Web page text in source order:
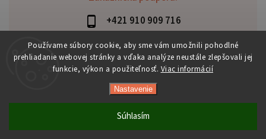
Používame súbory cookie, aby sme vám umožnili pohodlné
prehliadanie webovej stránky a vďaka analýze neustále zlepšovali jej
funkcie, výkon a použiteľnosť. Viac informácií
Nastavenie
Súhlasím
+421 910 909 716
lubomir.haraus@alterbike.sk
Copyright 2026
Shoptet | Design